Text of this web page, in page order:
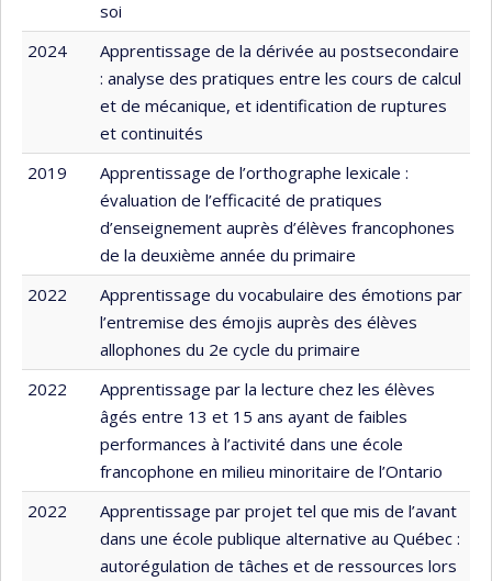
soi
2024
Apprentissage de la dérivée au postsecondaire
: analyse des pratiques entre les cours de calcul
et de mécanique, et identification de ruptures
et continuités
2019
Apprentissage de l’orthographe lexicale :
évaluation de l’efficacité de pratiques
d’enseignement auprès d’élèves francophones
de la deuxième année du primaire
2022
Apprentissage du vocabulaire des émotions par
l’entremise des émojis auprès des élèves
allophones du 2e cycle du primaire
2022
Apprentissage par la lecture chez les élèves
âgés entre 13 et 15 ans ayant de faibles
performances à l’activité dans une école
francophone en milieu minoritaire de l’Ontario
2022
Apprentissage par projet tel que mis de l’avant
dans une école publique alternative au Québec :
autorégulation de tâches et de ressources lors